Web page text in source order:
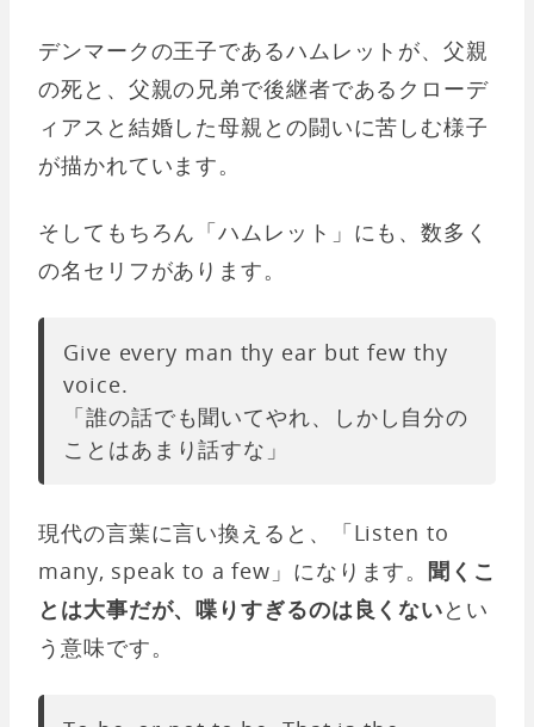
デンマークの王子であるハムレットが、父親
の死と、父親の兄弟で後継者であるクローデ
ィアスと結婚した母親との闘いに苦しむ様子
が描かれています。
そしてもちろん「ハムレット」にも、数多く
の名セリフがあります。
Give every man thy ear but few thy
voice.
「誰の話でも聞いてやれ、しかし自分の
ことはあまり話すな」
現代の言葉に言い換えると、「Listen to
many, speak to a few」になります。聞くこ
とは大事だが、喋りすぎるのは良くないとい
う意味です。